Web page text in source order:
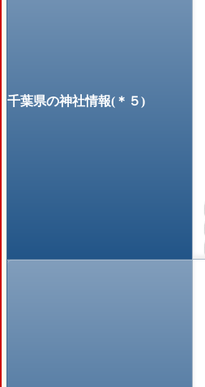
千葉県の神社情報(＊５)